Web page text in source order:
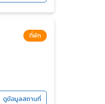
ที่พัก
ดูข้อมูลสถานที่